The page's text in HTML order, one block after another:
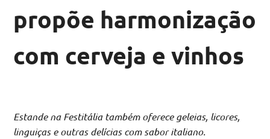
propõe harmonização
com cerveja e vinhos
Estande na Festitália também oferece geleias, licores,
linguiças e outras delícias com sabor italiano.